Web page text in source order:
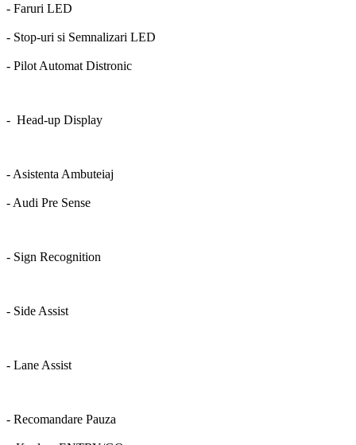
- Faruri LED
- Stop-uri si Semnalizari LED
- Pilot Automat Distronic
- Head-up Display
- Asistenta Ambuteiaj
- Audi Pre Sense
- Sign Recognition
- Side Assist
- Lane Assist
- Recomandare Pauza